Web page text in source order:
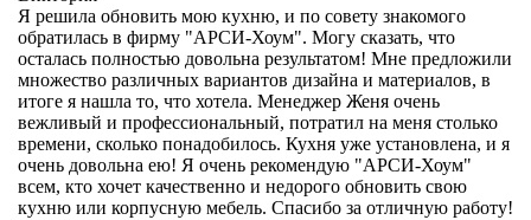
Я решила обновить мою кухню, и по совету знакомого
обратилась в фирму "АРСИ-Хоум". Могу сказать, что
осталась полностью довольна результатом! Мне предложили
множество различных вариантов дизайна и материалов, в
итоге я нашла то, что хотела. Менеджер Женя очень
вежливый и профессиональный, потратил на меня столько
времени, сколько понадобилось. Кухня уже установлена, и я
очень довольна ею! Я очень рекомендую "АРСИ-Хоум"
всем, кто хочет качественно и недорого обновить свою
кухню или корпусную мебель. Спасибо за отличную работу!